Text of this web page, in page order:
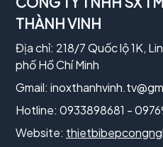
THÀNH VINH
Địa chỉ: 218/7 Quốc lộ 1K,
phố Hồ Chí Minh
Gmail:
Hotline: 0933898681 -
Website: